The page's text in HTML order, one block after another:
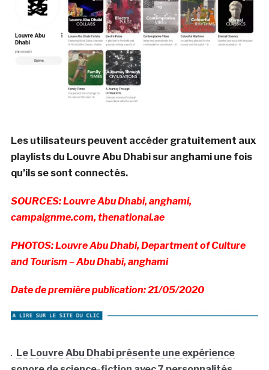
Les utilisateurs peuvent accéder gratuitement aux
playlists du Louvre Abu Dhabi sur anghami une fois
qu’ils se sont connectés.
SOURCES: Louvre Abu Dhabi, anghami,
campaignme.com, thenational.ae
PHOTOS: Louvre Abu Dhabi, Department of Culture
and Tourism – Abu Dhabi, anghami
Date de première publication: 21/05/2020
. Le Louvre Abu Dhabi présente une expérience